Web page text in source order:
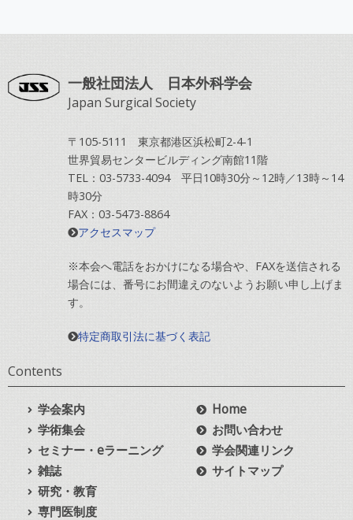
一般社団法人 日本外科学会
Japan Surgical Society
〒105-5111 東京都港区浜松町2-4-1
世界貿易センタービルディング南館11階
TEL：03-5733-4094 平日10時30分～12時／13時～14
時30分
FAX：03-5473-8864
アクセスマップ
※本会へ電話をおかけになる場合や、FAXを送信される
場合には、番号にお間違えのないようお願い申し上げま
す。
特定商取引法に基づく表記
Contents
学会案内
学術集会
セミナー・eラーニング
雑誌
研究・教育
専門医制度
Home
お問い合わせ
学会関連リンク
サイトマップ